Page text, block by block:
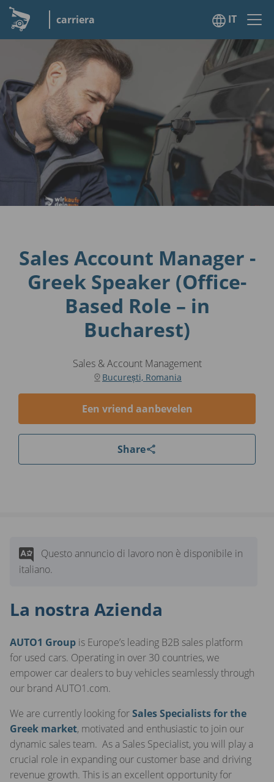
carriera IT
Sales Account Manager -
Greek Speaker (Office-
Based Role – in
Bucharest)
Sales & Account Management
București, Romania
Een vriend aanbevelen
Share
Questo annuncio di lavoro non è disponibile in
italiano.
La nostra Azienda
AUTO1 Group is Europe’s leading B2B sales platform
for used cars. Operating in over 30 countries, we
empower car dealers to buy vehicles seamlessly through
our brand AUTO1.com.
We are currently looking forSales Specialists for the
Greek market, motivated and enthusiastic to join our
dynamic sales team. As a Sales Specialist, you will play a
crucial role in expanding our customer base and driving
revenue growth. This is an excellent opportunity for